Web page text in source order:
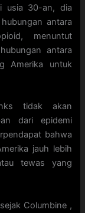
usia 30-an, dia
antara
menuntut
antara
Amerika untuk
tidak akan
dari epidemi
bahwa
jauh lebih
tewas yang
Columbine ,